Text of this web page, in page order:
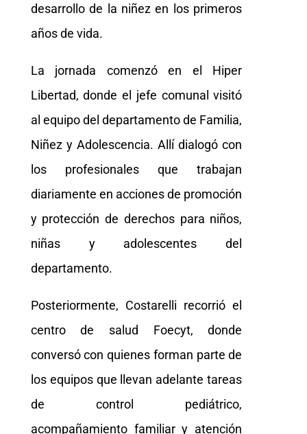
desarrollo de la niñez en los primeros
años de vida.
La jornada comenzó en el Hiper
Libertad, donde el jefe comunal visitó
al equipo del departamento de Familia,
Niñez y Adolescencia. Allí dialogó con
los profesionales que trabajan
diariamente en acciones de promoción
y protección de derechos para niños,
niñas y adolescentes del
departamento.
Posteriormente, Costarelli recorrió el
centro de salud Foecyt, donde
conversó con quienes forman parte de
los equipos que llevan adelante tareas
de control pediátrico,
acompañamiento familiar y atención